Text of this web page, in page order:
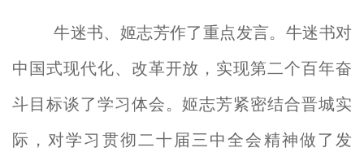
牛迷书、姬志芳作了重点发言。牛迷书对
中国式现代化、改革开放，实现第二个百年奋
斗目标谈了学习体会。姬志芳紧密结合晋城实
际，对学习贯彻二十届三中全会精神做了发